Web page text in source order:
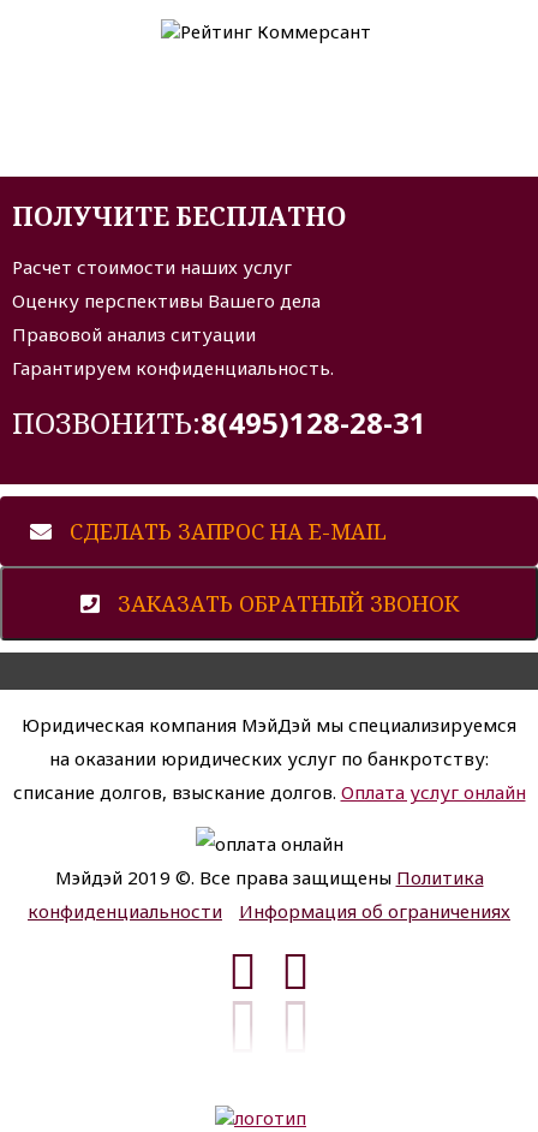
ПОЛУЧИТЕ БЕСПЛАТНО
Расчет стоимости наших услуг
Оценку перспективы Вашего дела
Правовой анализ ситуации
Гарантируем конфиденциальность.
ПОЗВОНИТЬ:8(495)128-28-31
СДЕЛАТЬ ЗАПРОС НА E-MAIL
ЗАКАЗАТЬ ОБРАТНЫЙ ЗВОНОК
Юридическая компания МэйДэй мы специализируемся
на оказании юридических услуг по банкротству:
списание долгов, взыскание долгов. Оплата услуг онлайн
Мэйдэй 2019 ©. Все права защищены Политика
конфиденциальности
Информация об ограничениях